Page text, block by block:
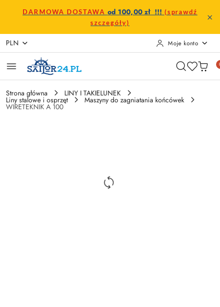
Przejdź do treści głównej
Przejdź do wyszukiwarki
Przejdź do moje konto
Przejdź do menu głównego
Przejdź do opisu produktu
Przejdź do stopki
DARMOWA DOSTAWA od 100,00 zł !!! (sprawdź
szczegóły)
PLN Moje konto
Strona główna LINY I TAKIELUNEK
Liny stalowe i osprzęt Maszyny do zagniatania końcówek
WIRETEKNIK A 100